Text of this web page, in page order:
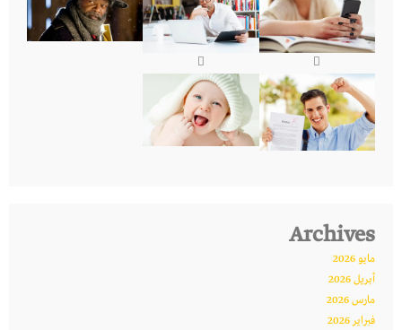
Archives
مايو 2026
أبريل 2026
مارس 2026
فبراير 2026